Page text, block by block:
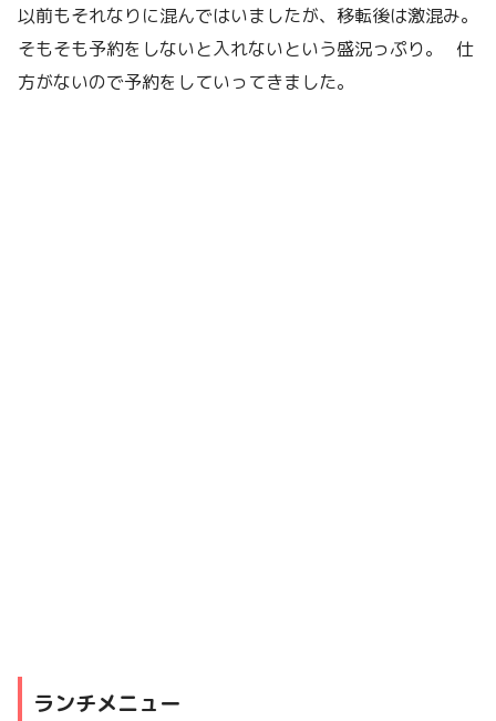
以前もそれなりに混んではいましたが、移転後は激混み。
そもそも予約をしないと入れないという盛況っぷり。 仕
方がないので予約をしていってきました。
ランチメニュー